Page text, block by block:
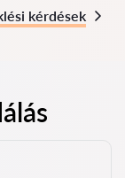
kérdések